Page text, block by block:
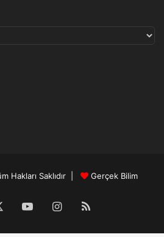
Hakları Saklıdır | Gerçek Bilim
YouTubeInstagram